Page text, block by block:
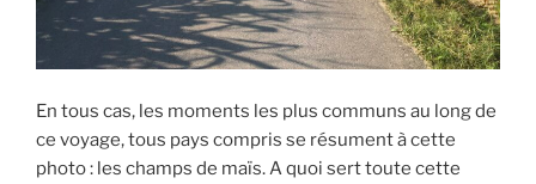
En tous cas, les moments les plus communs au long de
ce voyage, tous pays compris se résument à cette
photo : les champs de maïs. A quoi sert toute cette